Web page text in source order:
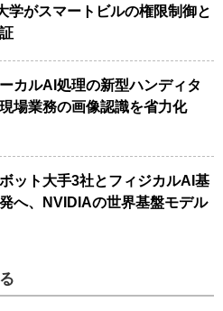
学がスマートビルの権限制御と
カルAI処理の新型ハンディタ
場業務の画像認識を省力化
ット大手3社とフィジカルAI基
へ、NVIDIAの世界基盤モデル